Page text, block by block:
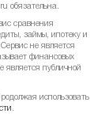
обязательна.
сравнения
займы, ипотеку и
не является
финансовых
является публичной
использовать
.